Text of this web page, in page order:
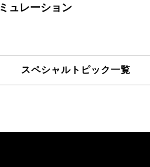
ミュレーション
スペシャルトピック一覧